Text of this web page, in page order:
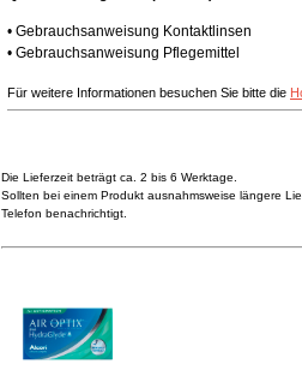
• Gebrauchsanweisung Kontaktlinsen
• Gebrauchsanweisung Pflegemittel
Für weitere Informationen besuchen Sie bitte die
Die Lieferzeit beträgt ca. 2 bis 6 Werktage.
Sollten bei einem Produkt ausnahmsweise längere
Telefon benachrichtigt.